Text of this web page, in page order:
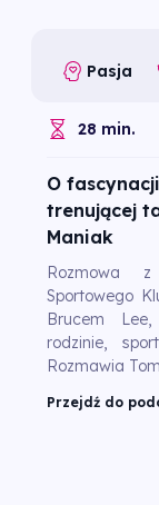
Pasja
28 min.
O
trenującej
Maniak
Rozmowa
Sportowego
Brucem
rodzinie,
Rozmawia
Przejdź do